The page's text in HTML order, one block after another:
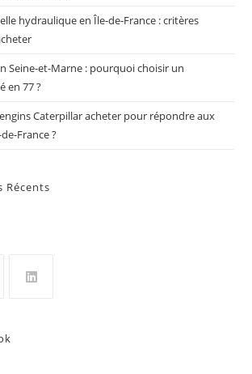
hydraulique en Île-de-France : critères
Seine-et-Marne : pourquoi choisir un
en 77 ?
Caterpillar acheter pour répondre aux
France ?
Récents